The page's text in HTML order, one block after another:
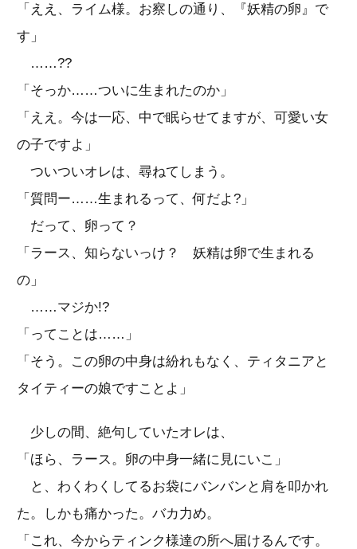
「ええ、ライム様。お察しの通り、『妖精の卵』で
す」
……??
「そっか……ついに生まれたのか」
「ええ。今は一応、中で眠らせてますが、可愛い女
の子ですよ」
ついついオレは、尋ねてしまう。
「質問ー……生まれるって、何だよ?」
だって、卵って？
「ラース、知らないっけ？ 妖精は卵で生まれる
の」
……マジか!?
「ってことは……」
「そう。この卵の中身は紛れもなく、ティタニアと
タイティーの娘ですことよ」
少しの間、絶句していたオレは、
「ほら、ラース。卵の中身一緒に見にいこ」
と、わくわくしてるお袋にバンバンと肩を叩かれ
た。しかも痛かった。バカ力め。
「これ、今からティンク様達の所へ届けるんです。